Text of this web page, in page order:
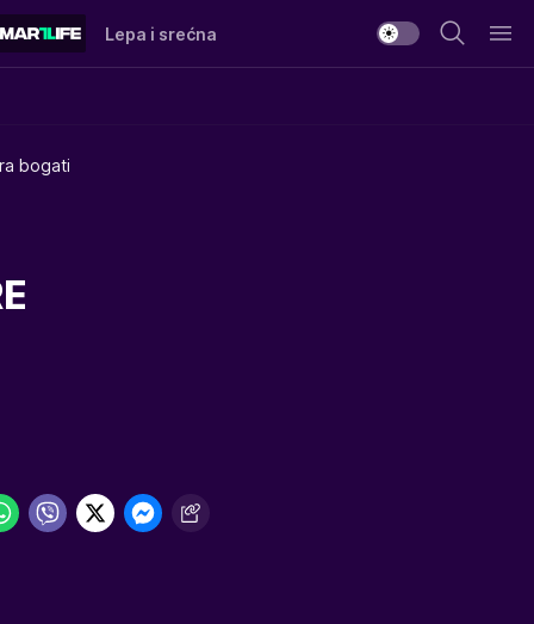
Lepa i srećna
bogati